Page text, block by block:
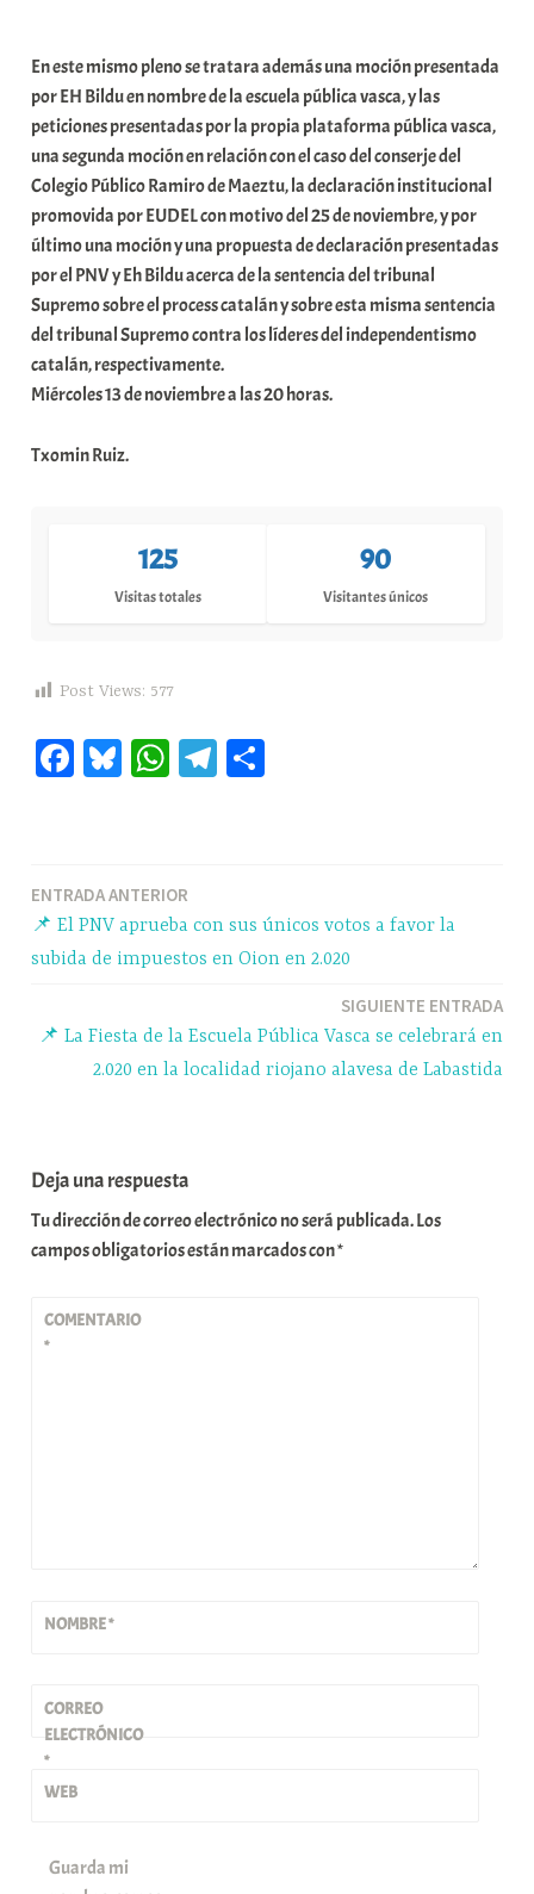
En este mismo pleno se tratara además una moción presentada
por EH Bildu en nombre de la escuela pública vasca, y las
peticiones presentadas por la propia plataforma pública vasca,
una segunda moción en relación con el caso del conserje del
Colegio Público Ramiro de Maeztu, la declaración institucional
promovida por EUDEL con motivo del 25 de noviembre, y por
último una moción y una propuesta de declaración presentadas
por el PNV y Eh Bildu acerca de la sentencia del tribunal
Supremo sobre el process catalán y sobre esta misma sentencia
del tribunal Supremo contra los líderes del independentismo
catalán, respectivamente.
Miércoles 13 de noviembre a las 20 horas.
Txomin Ruiz.
125
Visitas totales
90
Visitantes únicos
Post Views: 577
Fa Bl W
pp
Te
m rti
r
Navegación
de
ENTRADA ANTERIOR
📌 El PNV aprueba con sus únicos votos a favor la
subida de impuestos en Oion en 2.020
SIGUIENTE ENTRADA
📌 La Fiesta de la Escuela Pública Vasca se celebrará en
2.020 en la localidad riojano alavesa de Labastida
Deja una respuesta
Tu dirección de correo electrónico no será publicada.Los
campos obligatorios están marcados con*
COMENTARIO
*
NOMBRE*
CORREO
ELECTRÓNICO
*
WEB
Guarda mi